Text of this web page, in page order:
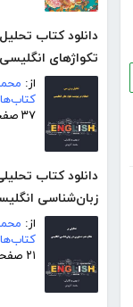
دانلود کتاب
تکواژهای انگلیسی
از:
۳۷ صفحه
دانلود کتاب
زبان‌شناسی
از:
۲۱ صفحه